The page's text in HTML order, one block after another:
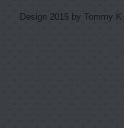
Design 2015 by Tommy K.